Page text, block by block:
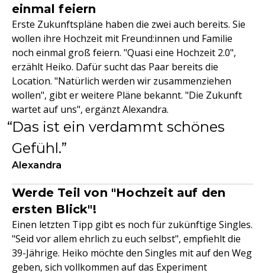
einmal feiern
Erste Zukunftspläne haben die zwei auch bereits. Sie
wollen ihre Hochzeit mit Freund:innen und Familie
noch einmal groß feiern. "Quasi eine Hochzeit 2.0",
erzählt Heiko. Dafür sucht das Paar bereits die
Location. "Natürlich werden wir zusammenziehen
wollen", gibt er weitere Pläne bekannt. "Die Zukunft
wartet auf uns", ergänzt Alexandra.
Das ist ein verdammt schönes
Gefühl.
Alexandra
Werde Teil von "Hochzeit auf den
ersten Blick"!
Einen letzten Tipp gibt es noch für zukünftige Singles.
"Seid vor allem ehrlich zu euch selbst", empfiehlt die
39-Jährige. Heiko möchte den Singles mit auf den Weg
geben, sich vollkommen auf das Experiment